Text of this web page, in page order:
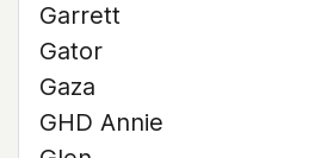
Garrett
Gator
Gaza
GHD Annie